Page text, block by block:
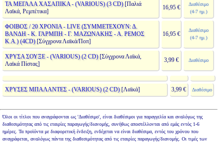
ΤΑ ΜΕΓΑΛΑ ΧΑΣΑΠΙΚΑ - (VARIOUS) (3 CD)[Παλιά
Λαϊκά, Ρεμπέτικα]
16,95 €
Διαθέσιμο
(4-7 ημ.)
ΦΟΙΒΟΣ / 20 ΧΡΟΝΙΑ - LIVE (ΣΥΜΜΕΤΕΧΟΥΝ: Δ.
ΒΑΝΔΗ - Κ. ΓΑΡΜΠΗ - Γ. ΜΑΖΩΝΑΚΗΣ - Α. ΡΕΜΟΣ
K.A.) (4CD)[Σύγχρονα Λαϊκά/Ποπ]
16,95 €
Διαθέσιμο
(4-7 ημ.)
ΧΡΥΣΑ ΣΟΥΞΕ - (VARIOUS) (2 CD)[Σύγχρονα Λαϊκά,
Λαϊκά Πίστας]
3,99 € Διαθέσιμο
ΧΡΥΣΕΣ ΜΠΑΛΑΝΤΕΣ - (VARIOUS) (2 CD)[Λαϊκά] 3,99 € Διαθέσιμο
Όλοι οι τίτλοι που αναγράφονται ως 'Διαθέσιμο', είναι διαθέσιμοι για παραγγελία και αναλόγως της
διαθεσιμότητας από τις εταιρίες παραγωγής/διανομής, συνήθως αποστέλλονται από εμάς εντός 1-6
ημέρες. Τα προϊόντα με διαφορετική ένδειξη, ενδέχεται να είναι διαθέσιμα, εντός του χρόνου που
αναγράφεται, αναλόγως πάντα της διαθεσιμότητας από τις εταιρίες παραγωγής/διανομής. Οι τιμές των